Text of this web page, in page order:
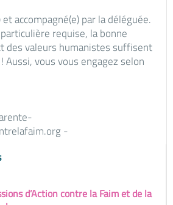
accompagné(e) par la déléguée.
requise, la bonne
des valeurs humanistes suffisent
Aussi, vous vous engagez selon
-
d’Action contre la Faim et de la